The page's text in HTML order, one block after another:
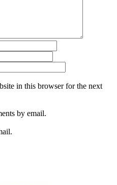
in this browser for the next
by email.